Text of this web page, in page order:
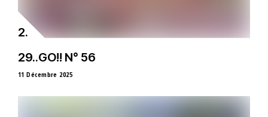
29..GO!! N° 56
11 Décembre 2025